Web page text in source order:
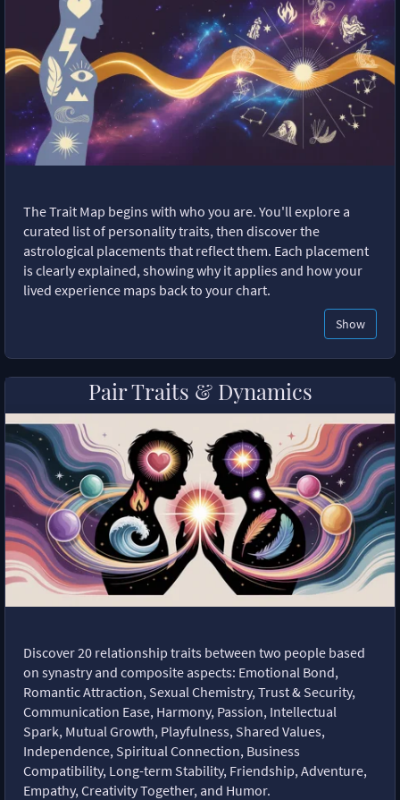
The Trait Map begins with who you are. You'll explore a
curated list of personality traits, then discover the
astrological placements that reflect them. Each placement
is clearly explained, showing why it applies and how your
lived experience maps back to your chart.
Show
Pair Traits & Dynamics
Discover 20 relationship traits between two people based
on synastry and composite aspects: Emotional Bond,
Romantic Attraction, Sexual Chemistry, Trust & Security,
Communication Ease, Harmony, Passion, Intellectual
Spark, Mutual Growth, Playfulness, Shared Values,
Independence, Spiritual Connection, Business
Compatibility, Long-term Stability, Friendship, Adventure,
Empathy, Creativity Together, and Humor.